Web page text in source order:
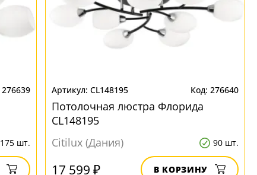
276639
175 шт.
CL148195 276640
Потолочная люстра Флорида
CL148195
Citilux (Дания)
90 шт.
17 599 ₽ В КОРЗИНУ